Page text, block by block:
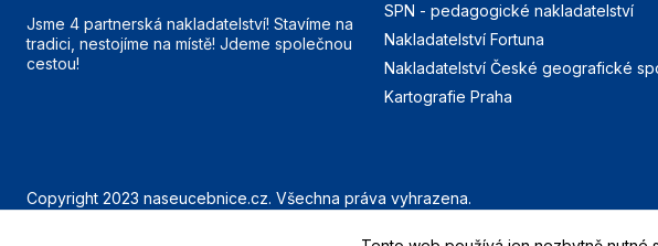
Jsme 4 partnerská nakladatelství! Stavíme na
tradici, nestojíme na místě! Jdeme společnou
cestou!
SPN - pedagogické nakladatelství
Nakladatelství Fortuna
Nakladatelství České geografické
Kartografie Praha
Copyright 2023 naseucebnice.cz. Všechna práva vyhrazena.